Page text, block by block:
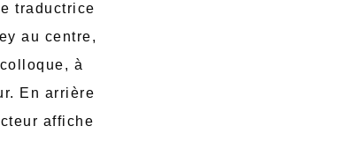
traductrice
au centre,
à
En arrière
affiche